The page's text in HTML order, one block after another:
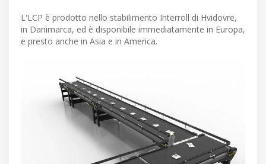
L'LCP è prodotto nello stabilimento Interroll di Hvidovre,
in Danimarca, ed è disponibile immediatamente in Europa,
e presto anche in Asia e in America.